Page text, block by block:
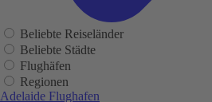
Beliebte Reiseländer
Beliebte Städte
Flughäfen
Regionen
Adelaide Flughafen